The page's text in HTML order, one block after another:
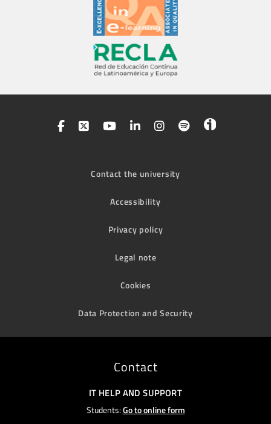
Contact the university
Accessibility
Privacy policy
Legal note
Cookies
Data Protection and Security
Contact
IT HELP AND SUPPORT
Students:Go to online form